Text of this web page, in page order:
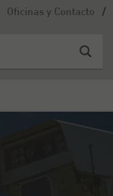
Oficinas y Contacto /